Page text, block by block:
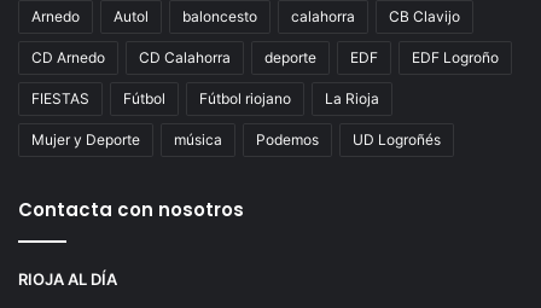
Arnedo Autol baloncesto calahorra CB Clavijo
CD Arnedo CD Calahorra deporte EDF EDF Logroño
FIESTAS Fútbol Fútbol riojano La Rioja
Mujer y Deporte música Podemos UD Logroñés
Contacta con nosotros
RIOJA AL DÍA